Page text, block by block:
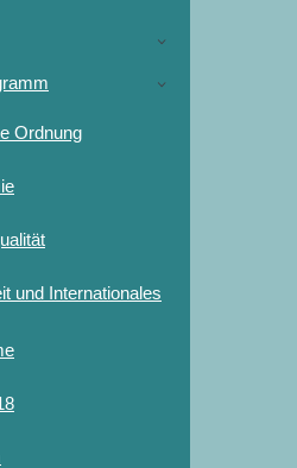
Ordnung
und Internationales